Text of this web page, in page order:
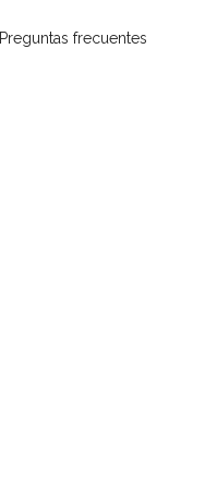
Preguntas frecuentes